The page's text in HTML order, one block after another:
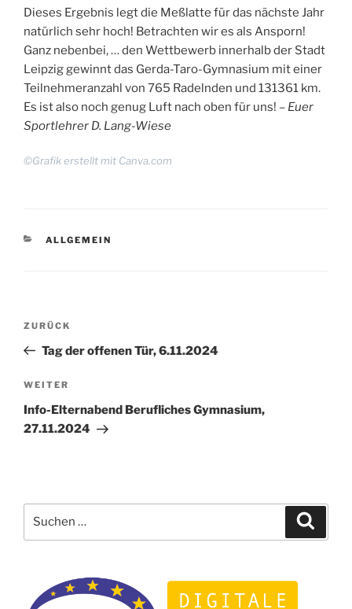
Dieses Ergebnis legt die Meßlatte für das nächste Jahr
natürlich sehr hoch! Betrachten wir es als Ansporn!
Ganz nebenbei, … den Wettbewerb innerhalb der Stadt
Leipzig gewinnt das Gerda-Taro-Gymnasium mit einer
Teilnehmeranzahl von 765 Radelnden und 131361 km.
Es ist also noch genug Luft nach oben für uns! – Euer
Sportlehrer D. Lang-Wiese
©Grafik erstellt mit Canva.com
KATEGORIEN
ALLGEMEIN
Beitragsnavigation
Vorheriger
Beitrag
ZURÜCK
Tag der offenen Tür, 6.11.2024
Nächster
Beitrag
WEITER
Info-Elternabend Berufliches Gymnasium,
27.11.2024
nach: